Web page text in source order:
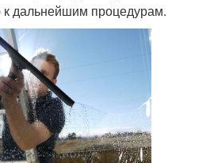
к дальнейшим процедурам.